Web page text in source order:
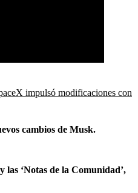
impulsó modificaciones con
cambios de Musk.
las ‘Notas de la Comunidad’,